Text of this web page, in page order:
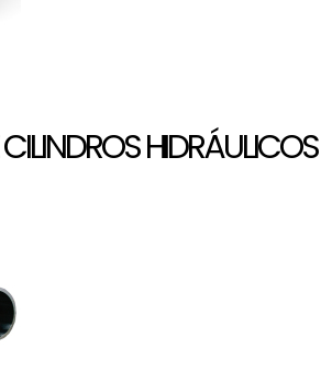
HIDRÁULICOS